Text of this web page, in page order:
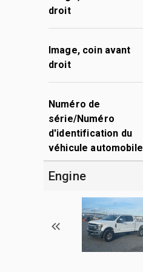
droit
Image, coin avant
droit
Numéro de
série/Numéro
d'identification du
véhicule automobile
Engine